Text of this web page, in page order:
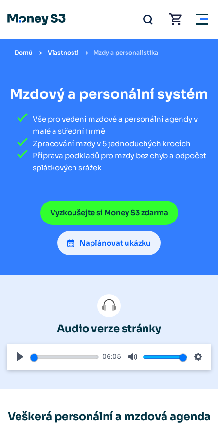
Domů Vlastnosti Mzdy a personalistika
Mzdový a personální systém
Vše pro vedení mzdové a personální agendy v
malé a střední firmě
Zpracování mzdy v 5 jednoduchých krocích
Příprava podkladů pro mzdy bez chyb a odpočet
splátkových srážek
Vyzkoušejte si Money S3 zdarma
Naplánovat ukázku
Audio verze stránky
Play
06:05
Mute
Veškerá personální a mzdová agenda